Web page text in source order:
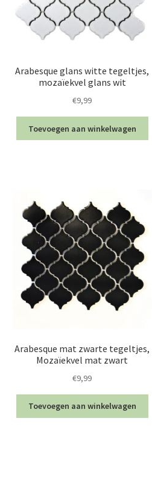
Arabesque glans witte tegeltjes,
mozaïekvel glans wit
€9,99
Toevoegen aan winkelwagen
Arabesque mat zwarte tegeltjes,
Mozaïekvel mat zwart
€9,99
Toevoegen aan winkelwagen